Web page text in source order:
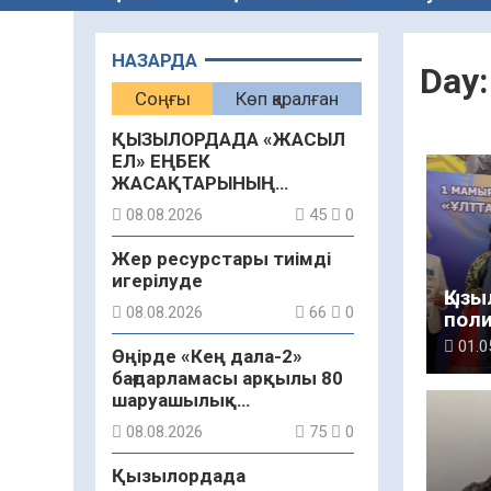
НАЗАРДА
Соңғы
Көп қаралған
ҚЫЗЫЛОРДАДА «ЖАСЫЛ
ЕЛ» ЕҢБЕК
ЖАСАҚТАРЫНЫҢ
ҚАТЫСУЫМЕН
ЭКОЛОГИЯЛЫҚ СЕНБІЛІК
ӨТТІ
08.08.2026 45 0
Жер ресурстары тиімді
игерілуде
08.08.2026 66 0
Өңірде «Кең дала-2»
бағдарламасы арқылы 80
шаруашылық
қаржыландырылды
08.08.2026 75 0
Қызылордада
Day:
өтті